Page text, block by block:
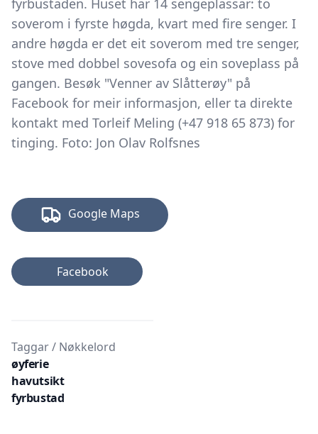
fyrbustaden. Huset har 14 sengeplassar: to
soverom i fyrste høgda, kvart med fire senger. I
andre høgda er det eit soverom med tre senger,
stove med dobbel sovesofa og ein soveplass på
gangen. Besøk "Venner av Slåtterøy" på
Facebook for meir informasjon, eller ta direkte
kontakt med Torleif Meling (+47 918 65 873) for
tinging. Foto: Jon Olav Rolfsnes
Google Maps
Facebook
Taggar / Nøkkelord
øyferie
havutsikt
fyrbustad